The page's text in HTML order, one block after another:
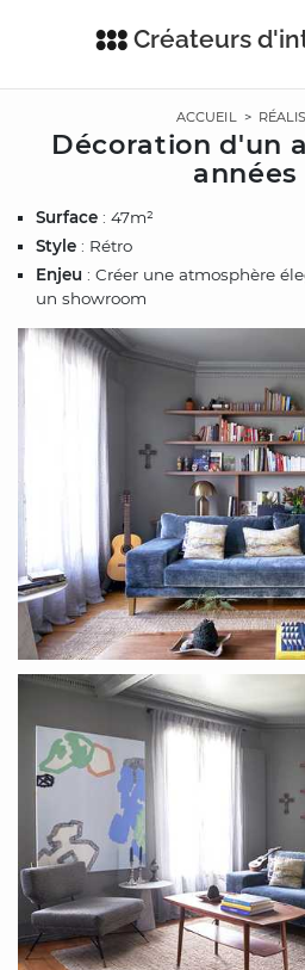
Créateurs
ACCUEIL>
Décoration d'un
années
Surface : 47m²
Style : Rétro
Enjeu : Créer une atmosphère
un showroom